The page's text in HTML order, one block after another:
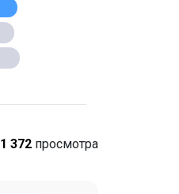
1 372 просмотра